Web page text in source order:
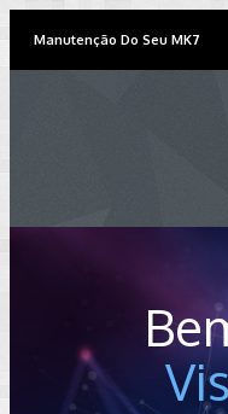
Manutenção Do Seu MK7